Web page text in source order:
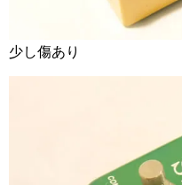
少し傷あり